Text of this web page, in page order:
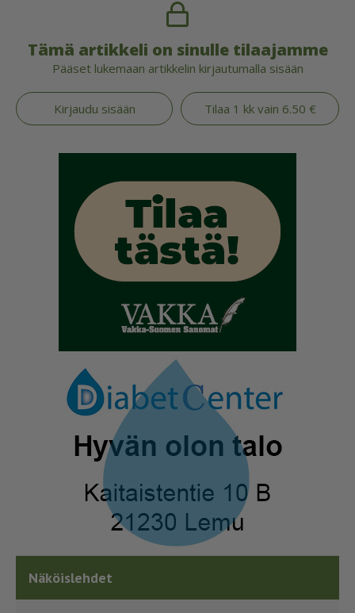
Tämä artikkeli on sinulle tilaajamme
Pääset lukemaan artikkelin kirjautumalla sisään
Kirjaudu sisään Tilaa 1 kk vain 6.50 €
Näköislehdet